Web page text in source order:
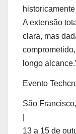
A extensão
clara, mas
longo
Evento
São
13 a 15 de